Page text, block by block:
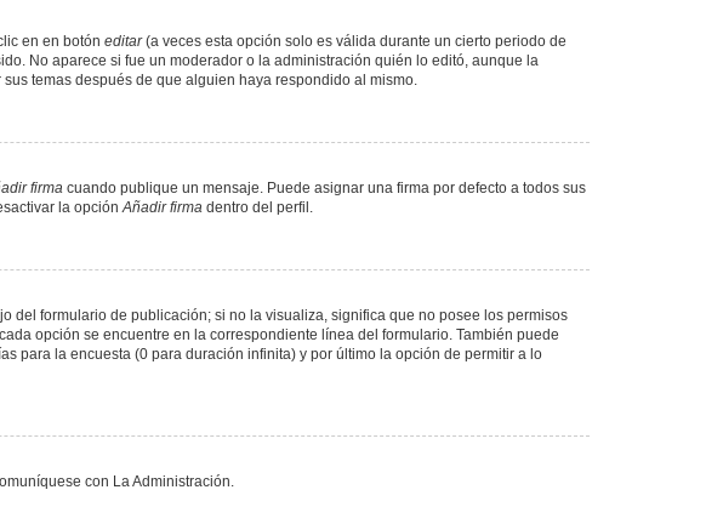
en en botón editar(a veces esta opción solo es válida durante un cierto periodo de
No aparece si fue un moderador o la administración quién lo editó, aunque la
temas después de que alguien haya respondido al mismo.
firma cuando publique un mensaje. Puede asignar una firma por defecto a todos sus
la opciónAñadir firma dentro del perfil.
del formulario de publicación; si no la visualiza, significa que no posee los permisos
opción se encuentre en la correspondiente línea del formulario. También puede
para la encuesta (0 para duración infinita) y por último la opción de permitir a lo
con La Administración.